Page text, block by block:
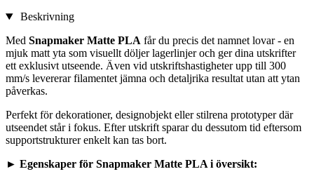
Beskrivning
Med Snapmaker Matte PLA får du precis det namnet lovar - en
mjuk matt yta som visuellt döljer lagerlinjer och ger dina utskrifter
ett exklusivt utseende. Även vid utskriftshastigheter upp till 300
mm/s levererar filamentet jämna och detaljrika resultat utan att ytan
påverkas.
Perfekt för dekorationer, designobjekt eller stilrena prototyper där
utseendet står i fokus. Efter utskrift sparar du dessutom tid eftersom
supportstrukturer enkelt kan tas bort.
► Egenskaper för Snapmaker Matte PLA i översikt: